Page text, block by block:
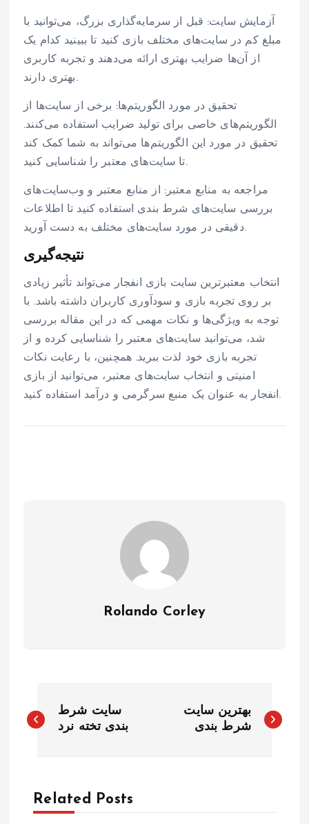
آزمایش سایت: قبل از سرمایه‌گذاری بزرگ، می‌توانید با
مبلغ کم در سایت‌های مختلف بازی کنید تا ببینید کدام یک
از آن‌ها ضرایب بهتری ارائه می‌دهند و تجربه کاربری
بهتری دارند.
تحقیق در مورد الگوریتم‌ها: برخی از سایت‌ها از
الگوریتم‌های خاصی برای تولید ضرایب استفاده می‌کنند.
تحقیق در مورد این الگوریتم‌ها می‌تواند به شما کمک کند
تا سایت‌های معتبر را شناسایی کنید.
مراجعه به منابع معتبر: از منابع معتبر و وب‌سایت‌های
بررسی سایت‌های شرط بندی استفاده کنید تا اطلاعات
دقیقی در مورد سایت‌های مختلف به دست آورید.
نتیجه‌گیری
انتخاب معتبرترین سایت بازی انفجار می‌تواند تأثیر زیادی
بر روی تجربه بازی و سودآوری کاربران داشته باشد. با
توجه به ویژگی‌ها و نکات مهمی که در این مقاله بررسی
شد، می‌توانید سایت‌های معتبر را شناسایی کرده و از
تجربه بازی خود لذت ببرید. همچنین، با رعایت نکات
امنیتی و انتخاب سایت‌های معتبر، می‌توانید از بازی
انفجار به عنوان یک منبع سرگرمی و درآمد استفاده کنید.
Rolando Corley
o
سایت شرط
بندی تخته نرد
بهترین سایت
شرط بندی
Related Posts